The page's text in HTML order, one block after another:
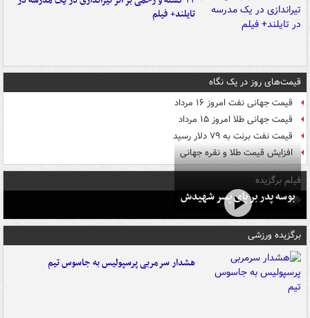
تایلند+ فیلم
قیمت‌های روز در یک نگاه
قیمت جهانی نفت امروز ۱۶ مرداد
قیمت جهانی طلا امروز ۱۵ مرداد
قیمت نفت برنت به ۷۹ دلار رسید
افزایش قیمت طلا و نقره جهانی
فیلم برگزیده
بوسه‌ پدر بر پای پسر شهیدش
برگزیده ورزشی
هشدار سرمربی پرسپولیس به جاسوس تیم